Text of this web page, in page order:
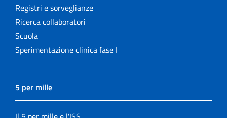
Registri e sorveglianze
Ricerca collaboratori
Scuola
Sperimentazione clinica fase I
5 per mille